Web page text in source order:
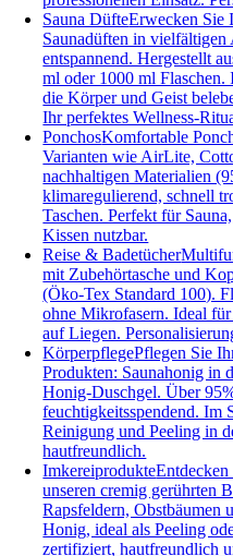
Sauna DüfteErwecken Sie
Saunadüften in
entspannend. Hergestellt
ml oder 1000 ml Flaschen.
die Körper und Geist
Ihr perfektes Wellness-
PonchosKomfortable
Varianten wie AirLite,
nachhaltigen Materialien
klimaregulierend, schnell
Taschen. Perfekt für
Kissen nutzbar.
Reise & Badetücher
mit Zubehörtasche und
(Öko-Tex Standard 100).
ohne Mikrofasern. Ideal
auf Liegen.
KörperpflegePflegen Sie
Produkten: Saunahonig in
Honig-Duschgel. Über
feuchtigkeitsspendend. Im
Reinigung und Peeling in
hautfreundlich.
Imkereiprodukte
unseren cremig gerührten
Rapsfeldern, Obstbäumen
Honig, ideal als Peeling
zertifiziert, hautfreundlich